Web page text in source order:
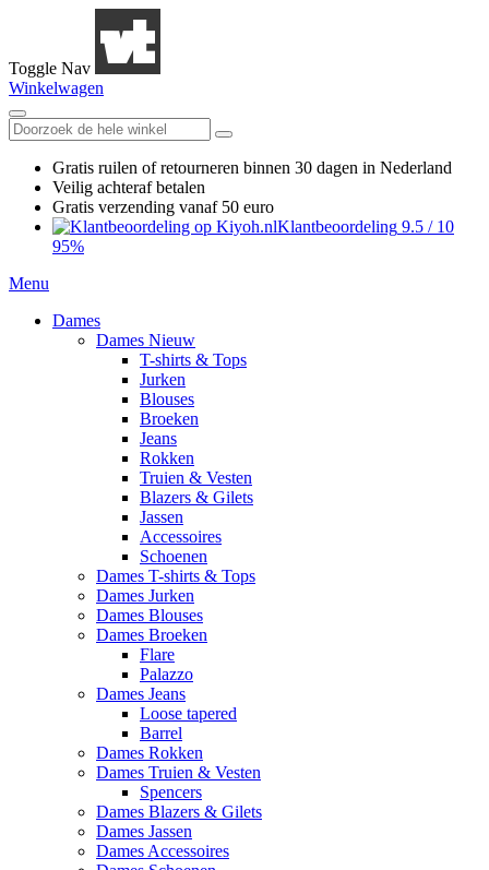
Toggle Nav
Winkelwagen
Gratis ruilen of retourneren binnen 30 dagen in Nederland
Veilig achteraf betalen
Gratis verzending vanaf 50 euro
Klantbeoordeling 9.5 / 10
95%
Menu
Dames
Dames Nieuw
T-shirts & Tops
Jurken
Blouses
Broeken
Jeans
Rokken
Truien & Vesten
Blazers & Gilets
Jassen
Accessoires
Schoenen
Dames T-shirts & Tops
Dames Jurken
Dames Blouses
Dames Broeken
Flare
Palazzo
Dames Jeans
Loose tapered
Barrel
Dames Rokken
Dames Truien & Vesten
Spencers
Dames Blazers & Gilets
Dames Jassen
Dames Accessoires